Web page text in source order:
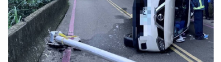
有其他機械故障或其他潛在肇事因素，整起事故的詳細原因
仍待進一步調查。